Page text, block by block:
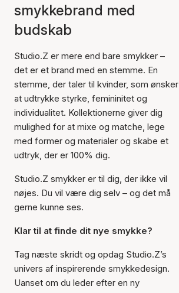
smykkebrand med
budskab
Studio.Z er mere end bare smykker –
det er et brand med en stemme. En
stemme, der taler til kvinder, som ønsker
at udtrykke styrke, femininitet og
individualitet. Kollektionerne giver dig
mulighed for at mixe og matche, lege
med former og materialer og skabe et
udtryk, der er 100% dig.
Studio.Z smykker er til dig, der ikke vil
nøjes. Du vil være dig selv – og det må
gerne kunne ses.
Klar til at finde dit nye smykke?
Tag næste skridt og opdag Studio.Z’s
univers af inspirerende smykkedesign.
Uanset om du leder efter en ny